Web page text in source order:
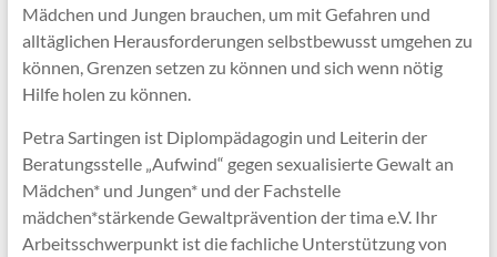
Mädchen und Jungen brauchen, um mit Gefahren und
alltäglichen Herausforderungen selbstbewusst umgehen zu
können, Grenzen setzen zu können und sich wenn nötig
Hilfe holen zu können.
Petra Sartingen ist Diplompädagogin und Leiterin der
Beratungsstelle „Aufwind“ gegen sexualisierte Gewalt an
Mädchen* und Jungen* und der Fachstelle
mädchen*stärkende Gewaltprävention der tima e.V. Ihr
Arbeitsschwerpunkt ist die fachliche Unterstützung von